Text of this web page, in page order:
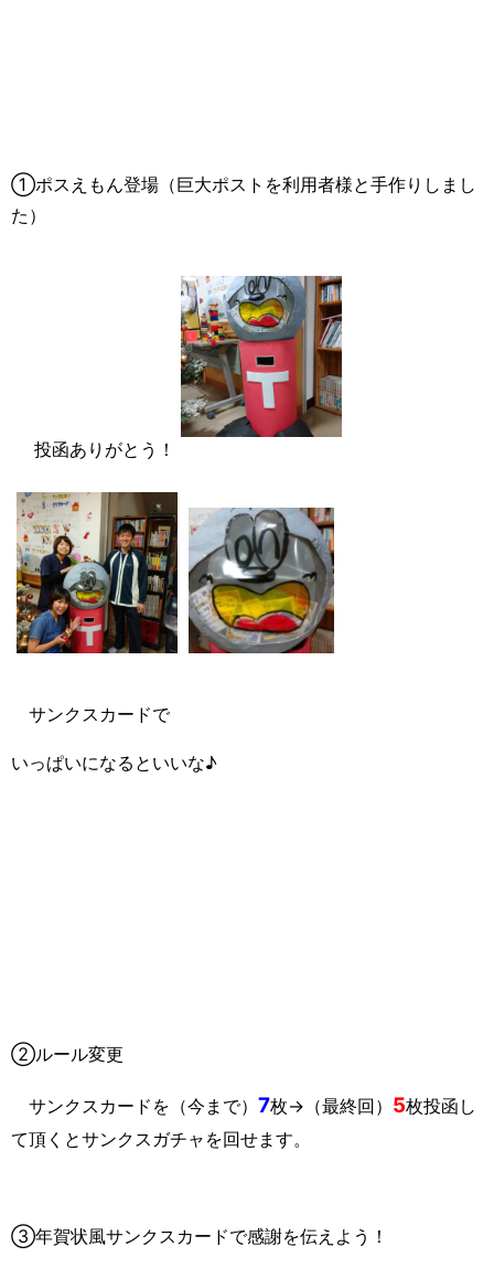
①ポスえもん登場（巨大ポストを利用者様と手作りしまし
た）
投函ありがとう！
サンクスカードで
いっぱいになるといいな♪
②ルール変更
サンクスカードを（今まで） 7枚→（最終回） 5枚投函し
て頂くとサンクスガチャを回せます。
③年賀状風サンクスカードで感謝を伝えよう！